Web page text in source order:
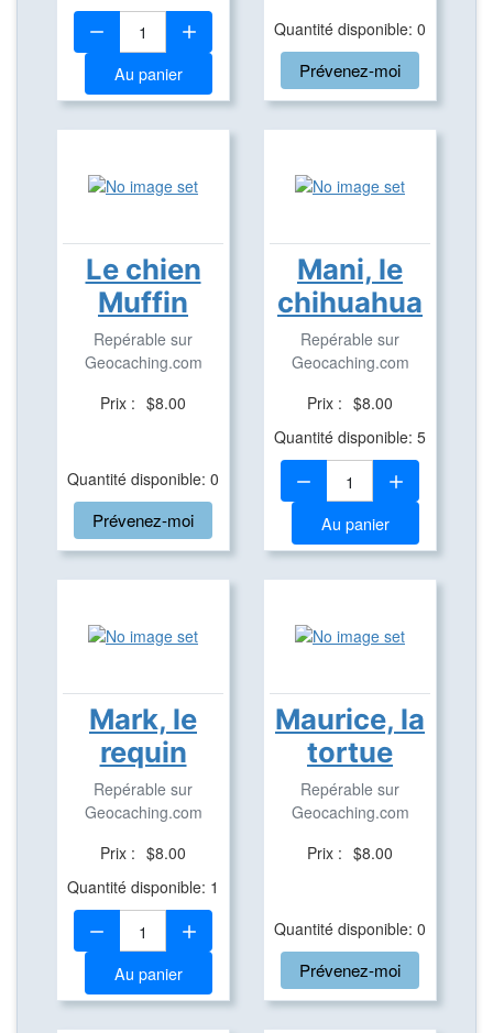
Quantité:
Au panier
Quantité disponible: 0
Prévenez-moi
Le chien
Muffin
Repérable sur
Geocaching.com
Prix : $8.00
Quantité disponible: 0
Prévenez-moi
Mani, le
chihuahua
Repérable sur
Geocaching.com
Prix : $8.00
Quantité disponible: 5
Quantité:
Au panier
Mark, le
requin
Repérable sur
Geocaching.com
Prix : $8.00
Quantité disponible: 1
Quantité:
Au panier
Maurice, la
tortue
Repérable sur
Geocaching.com
Prix : $8.00
Quantité disponible: 0
Prévenez-moi